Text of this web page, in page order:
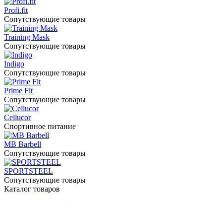
Profi.fit
Сопутствующие товары
Training Mask
Сопутствующие товары
Indigo
Сопутствующие товары
Prime Fit
Сопутствующие товары
Cellucor
Спортивное питание
MB Barbell
Сопутствующие товары
SPORTSTEEL
Сопутствующие товары
Каталог товаров